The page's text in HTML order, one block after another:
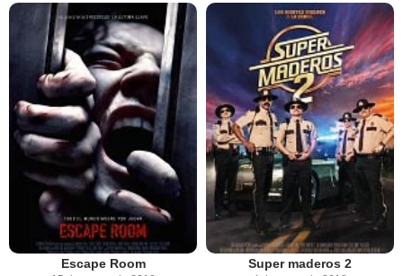
Escape Room Super maderos 2